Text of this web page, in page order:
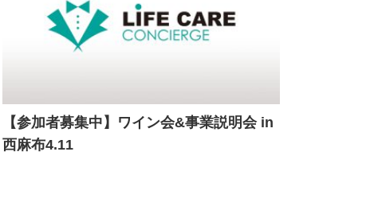
【参加者募集中】ワイン会&事業説明会 in
西麻布4.11